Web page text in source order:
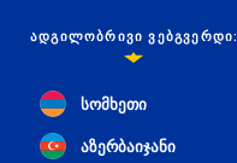
ᲐᲓᲒᲘᲚᲝᲑᲠᲘᲕᲘ ᲕᲔᲑᲒᲕᲔᲠᲓᲘ:
სომხეთი
აზერბაიჯანი